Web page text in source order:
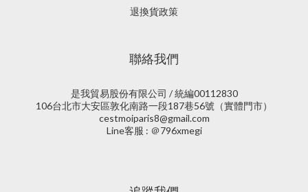
退換貨政策
聯絡我們
是我貿易股份有限公司 / 統編00112830
106台北市大安區敦化南路一段187巷56號（實體門市）
cestmoiparis8@gmail.com
Line客服 : ＠796xmegi